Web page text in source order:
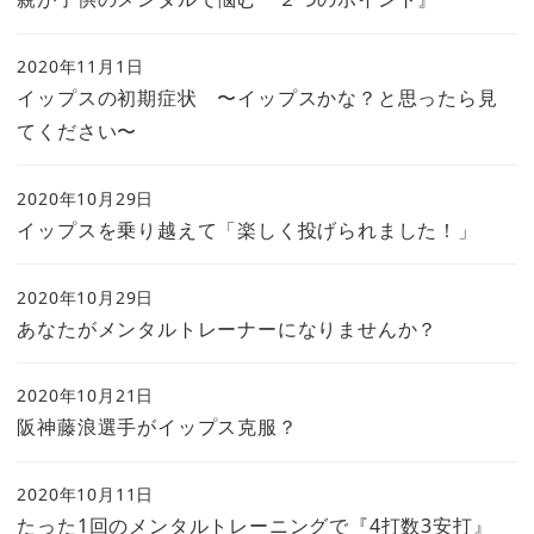
イップスの初期症状 〜イップスかな？と思ったら見
てください〜
2020年11月1日
イップスを乗り越えて「楽しく投げられました！」
2020年10月29日
あなたがメンタルトレーナーになりませんか？
2020年10月29日
阪神藤浪選手がイップス克服？
2020年10月21日
たった1回のメンタルトレーニングで『4打数3安打』
2020年10月11日